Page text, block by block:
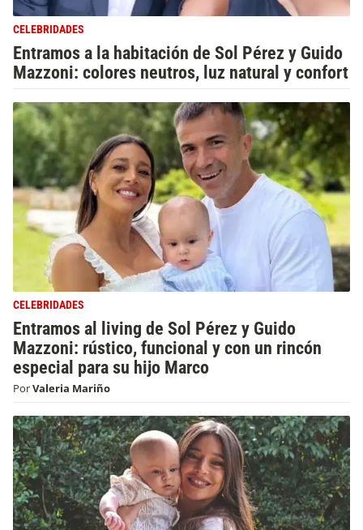
CELEBRIDADES
Entramos a la habitación de Sol Pérez y Guido
Mazzoni: colores neutros, luz natural y confort
CELEBRIDADES
Entramos al living de Sol Pérez y Guido
Mazzoni: rústico, funcional y con un rincón
especial para su hijo Marco
PorValeria Mariño